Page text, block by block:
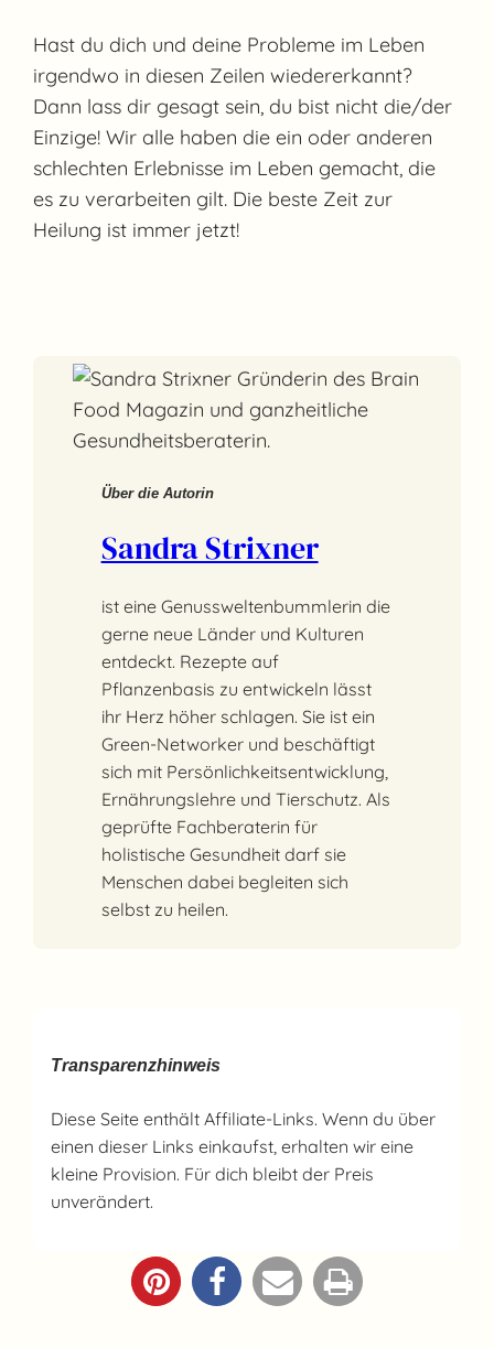
Hast du dich und deine Probleme im Leben
irgendwo in diesen Zeilen wiedererkannt?
Dann lass dir gesagt sein, du bist nicht die/der
Einzige! Wir alle haben die ein oder anderen
schlechten Erlebnisse im Leben gemacht, die
es zu verarbeiten gilt. Die beste Zeit zur
Heilung ist immer jetzt!
Über die Autorin
Sandra Strixner
ist eine Genussweltenbummlerin die
gerne neue Länder und Kulturen
entdeckt. Rezepte auf
Pflanzenbasis zu entwickeln lässt
ihr Herz höher schlagen. Sie ist ein
Green-Networker und beschäftigt
sich mit Persönlichkeitsentwicklung,
Ernährungslehre und Tierschutz. Als
geprüfte Fachberaterin für
holistische Gesundheit darf sie
Menschen dabei begleiten sich
selbst zu heilen.
Transparenzhinweis
Diese Seite enthält Affiliate-Links. Wenn du über
einen dieser Links einkaufst, erhalten wir eine
kleine Provision. Für dich bleibt der Preis
unverändert.